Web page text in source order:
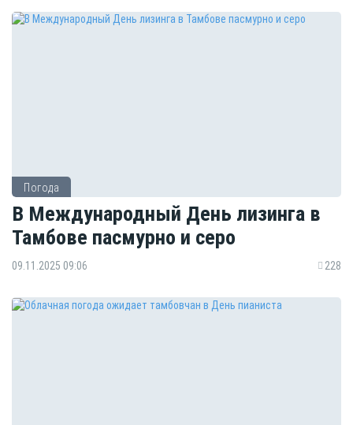
Погода
В Международный День лизинга в
Тамбове пасмурно и серо
09.11.2025 09:06 228